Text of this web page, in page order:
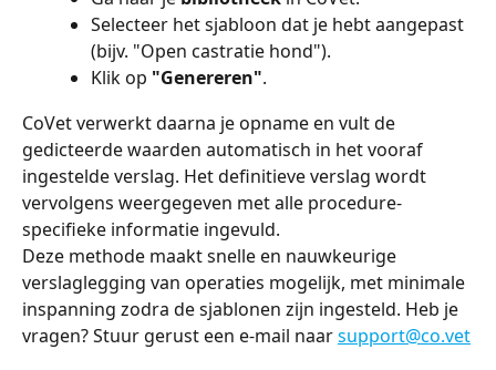
Selecteer het sjabloon dat je hebt aangepast
(bijv. "Open castratie hond").
Klik op "Genereren".
CoVet verwerkt daarna je opname en vult de
gedicteerde waarden automatisch in het vooraf
ingestelde verslag. Het definitieve verslag wordt
vervolgens weergegeven met alle procedure-
specifieke informatie ingevuld.
Deze methode maakt snelle en nauwkeurige
verslaglegging van operaties mogelijk, met minimale
inspanning zodra de sjablonen zijn ingesteld. Heb je
vragen? Stuur gerust een e-mail naar support@co.vet